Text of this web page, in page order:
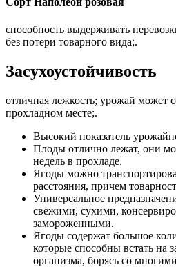
способность выдерживать
без потери товарного вида;.
Засухоустойчивость
отличная лежкость; урожай может
прохладном месте;.
Высокий показатель
Плоды отлично лежат, они
недель в прохладе.
Ягоды можно
расстояния, причем
Универсальное
свежими, сухими,
замороженными.
Ягоды содержат большое
которые способны встать на
организма, борясь со